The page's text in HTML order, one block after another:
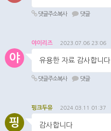
댓글주소복사 댓글
야
야이리즈 2023.07.06 23:06
유용한 자료 감사합니다.
댓글주소복사 댓글
핑
핑크두유 2024.03.11 01:37
감사합니다